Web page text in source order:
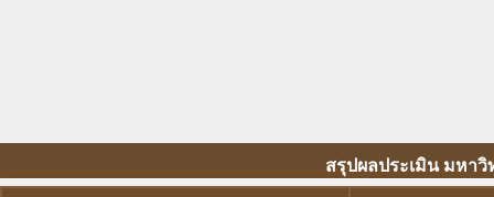
สรุปผลประเมิน มหา